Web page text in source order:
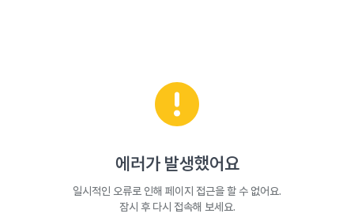
에러가 발생했어요
일시적인 오류로 인해 페이지 접근을 할 수 없어요.
잠시 후 다시 접속해 보세요.